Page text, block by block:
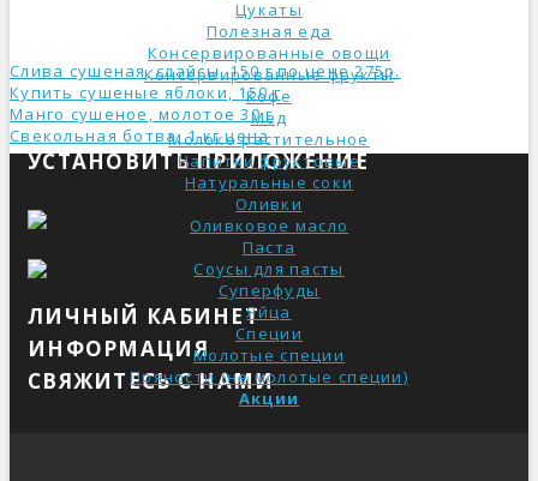
Цукаты
Полезная еда
Консервированные овощи
Консервированные фрукты
Кофе
Мед
Молоко растительное
Напитки фруктовые
Натуральные соки
Оливки
Оливковое масло
Паста
Соусы для пасты
Суперфуды
Яйца
Специи
Молотые специи
Пряности (не молотые специи)
Акции
Слива сушеная, слайсы, 150 г по цене 275р.
Купить сушеные яблоки, 150 г
Манго сушеное, молотое 30 г
Свекольная ботва, 1 кг ценa
УСТАНОВИТЬ ПРИЛОЖЕНИЕ
ЛИЧНЫЙ КАБИНЕТ
ИНФОРМАЦИЯ
СВЯЖИТЕСЬ С НАМИ